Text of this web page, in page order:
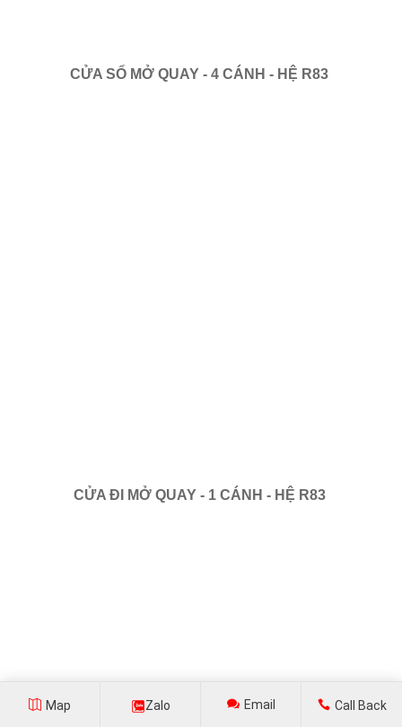
CỬA SỔ MỞ QUAY - 4 CÁNH - HỆ R83
CỬA ĐI MỞ QUAY - 1 CÁNH - HỆ R83
Map Zalo Email Call Back